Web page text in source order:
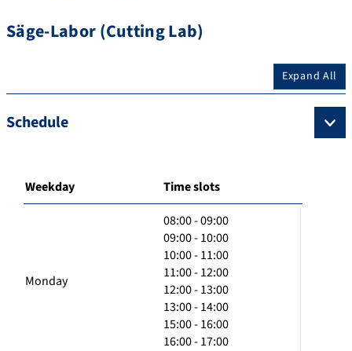
Säge-Labor (Cutting Lab)
Expand All
Schedule
Weekday Time slots
Monday
08:00 - 09:00
09:00 - 10:00
10:00 - 11:00
11:00 - 12:00
12:00 - 13:00
13:00 - 14:00
15:00 - 16:00
16:00 - 17:00